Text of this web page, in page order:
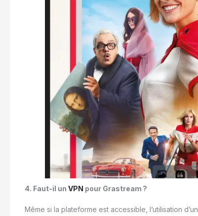
4. Faut-il un VPN pour Grastream ?
Même si la plateforme est accessible, l’utilisation d’un